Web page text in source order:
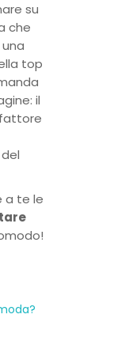
su
che
top
il
a te le